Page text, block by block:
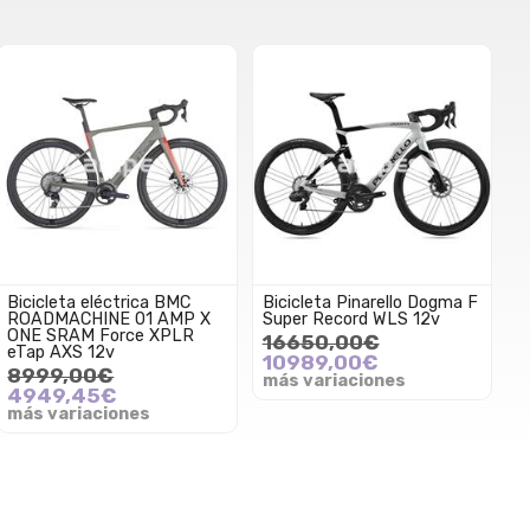
Bicicleta eléctrica BMC
ROADMACHINE 01 AMP X
ONE SRAM Force XPLR
eTap AXS 12v
8999,00€
4949,45€
más variaciones
Bicicleta Pinarello Dogma F
Super Record WLS 12v
16650,00€
10989,00€
más variaciones